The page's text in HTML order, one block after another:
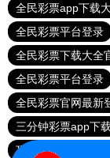
全民彩票app下载
全民彩票平台登录
全民彩票下载大全
全民彩票平台登录
全民彩票官网最新
三分钟彩票app下
顶级彩票app官方网